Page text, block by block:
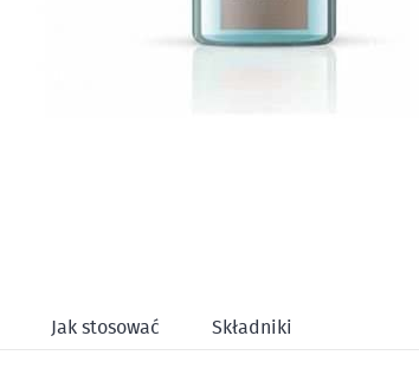
Jak stosować Składniki